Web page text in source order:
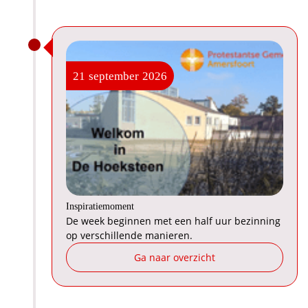
21 september 2026
Inspiratiemoment
De week beginnen met een half uur bezinning
op verschillende manieren.
Ga naar overzicht